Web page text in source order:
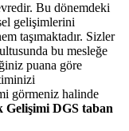
Bu dönemdeki
gelişimlerini
taşımaktadır. Sizler
bu mesleğe
puana göre
görmeniz halinde
Gelişimi DGS taban